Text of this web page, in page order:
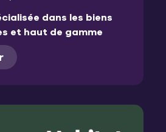
dans les biens
et haut de gamme